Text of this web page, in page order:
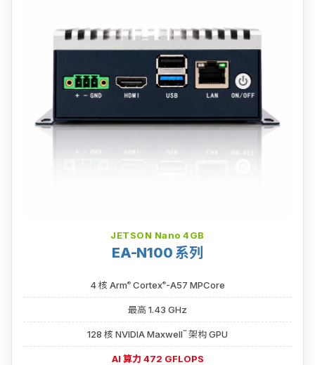
JETSON Nano 4GB
EA-N100 系列
4 核 Arm® Cortex®-A57 MPCore
最高 1.43 GHz
128 核 NVIDIA Maxwell™ 架构 GPU
AI 算力 472 GFLOPS